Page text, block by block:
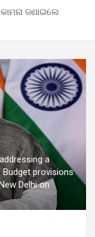
ଜଣାଇଲେ
a
provisions
Delhi on